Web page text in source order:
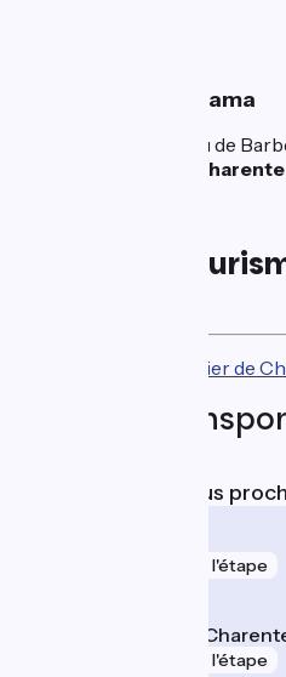
🌿 Nature & Panorama
Panorama au château de
Châteauneuf-sur-Charente
Offices de
Bureau saisonnier de
Trains et
Gares SNCF les plus
1 km de l'étape
Châteauneuf-sur-
1 km de l'étape